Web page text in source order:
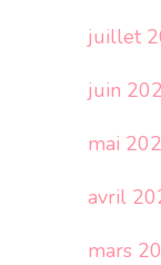
juillet
juin
mai
avril
mars